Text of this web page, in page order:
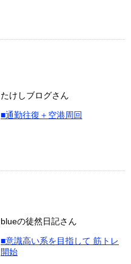
たけしブログさん
■通勤往復＋空港周回
blueの徒然日記さん
■意識高い系を目指して 筋トレ
開始